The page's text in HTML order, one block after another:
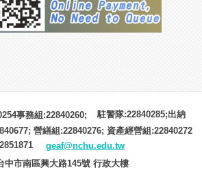
事務組:22840260;
駐警隊:22840285;出納
營繕組:22840276; 資產經營組:22840272
geaf@nchu.edu.tw
中市南區興大路145號 行政大樓